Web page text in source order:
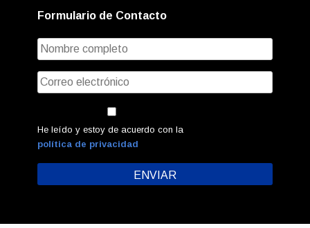
Formulario de Contacto
He leído y estoy de acuerdo con la
política de privacidad